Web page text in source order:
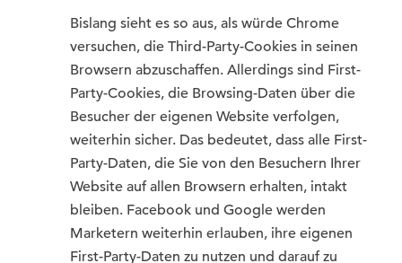
Bislang sieht es so aus, als würde Chrome
versuchen, die Third-Party-Cookies in seinen
Browsern abzuschaffen. Allerdings sind First-
Party-Cookies, die Browsing-Daten über die
Besucher der eigenen Website verfolgen,
weiterhin sicher. Das bedeutet, dass alle First-
Party-Daten, die Sie von den Besuchern Ihrer
Website auf allen Browsern erhalten, intakt
bleiben. Facebook und Google werden
Marketern weiterhin erlauben, ihre eigenen
First-Party-Daten zu nutzen und darauf zu